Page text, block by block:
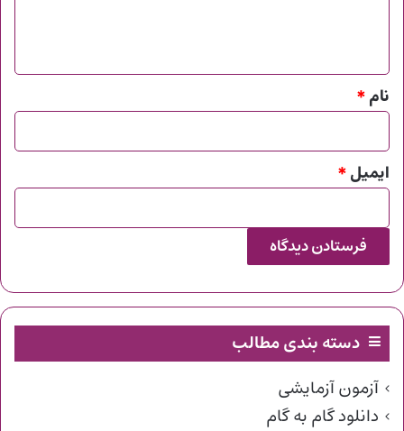
*
نام*
ایمیل*
دسته بندی مطالب
آزمون آزمایشی
دانلود گام به گام